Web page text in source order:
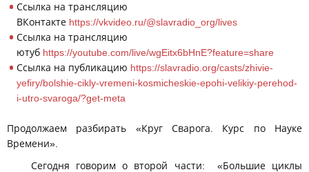
Ссылка на трансляцию
ВКонтакте https://vkvideo.ru/@slavradio_org/lives
Ссылка на трансляцию
ютуб https://youtube.com/live/wgEitx6bHnE?feature=share
Ссылка на публикацию https://slavradio.org/casts/zhivie-
yefiry/bolshie-cikly-vremeni-kosmicheskie-epohi-velikiy-perehod-
i-utro-svaroga/?get-meta
Продолжаем разбирать «Круг Сварога. Курс по Науке
Времени».
Сегодня говорим о второй части: «Большие циклы